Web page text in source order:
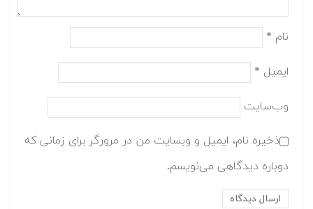
نام *
ایمیل *
وب‌سایت
ذخیره نام، ایمیل و وبسایت من در مرورگر برای زمانی که
دوباره دیدگاهی می‌نویسم.